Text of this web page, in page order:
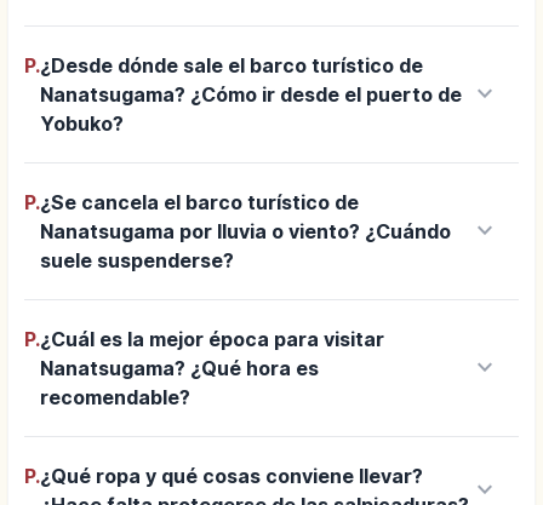
P.¿Desde dónde sale el barco turístico de
Nanatsugama? ¿Cómo ir desde el puerto de
Yobuko?
keyboard_arrow_down
P.¿Se cancela el barco turístico de
Nanatsugama por lluvia o viento? ¿Cuándo
suele suspenderse?
keyboard_arrow_down
P.¿Cuál es la mejor época para visitar
Nanatsugama? ¿Qué hora es
recomendable?
keyboard_arrow_down
P.¿Qué ropa y qué cosas conviene llevar?
keyboard_arrow_down